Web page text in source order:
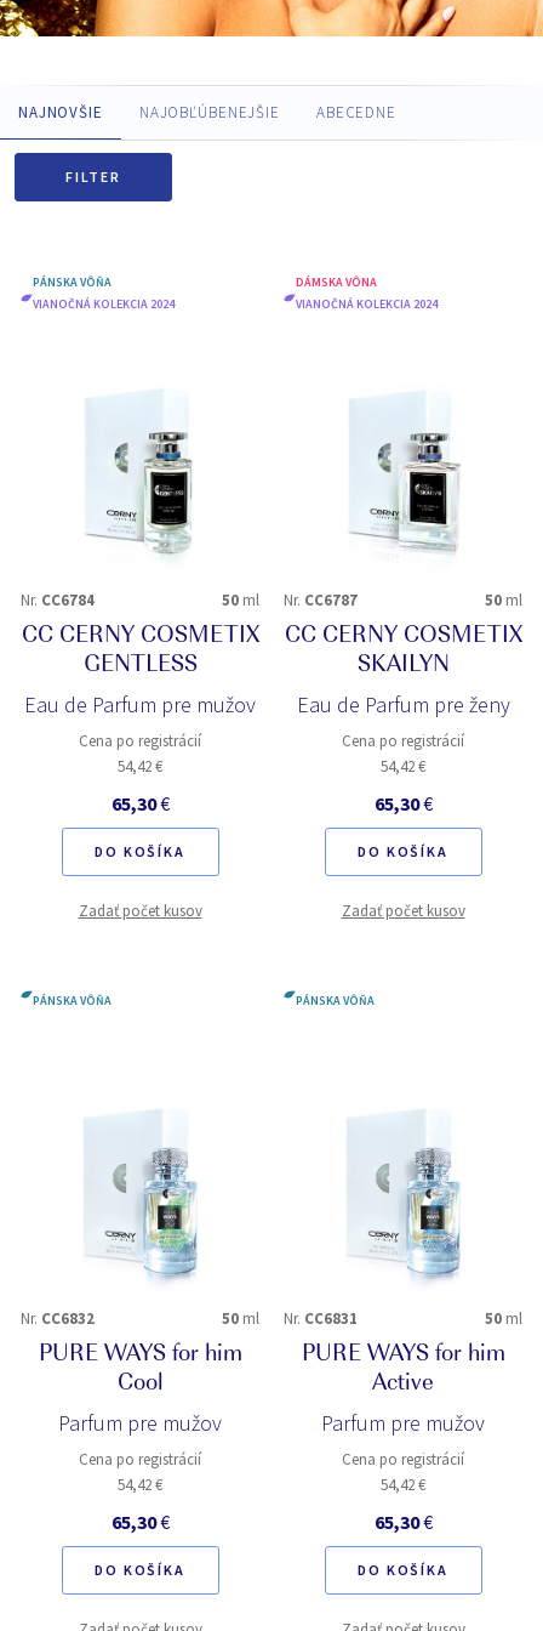
NAJNOVŠIE NAJOBĽÚBENEJŠIE ABECEDNE
FILTER
PÁNSKA VÔŇA
VIANOČNÁ KOLEKCIA 2024
Nr. CC6784 50 ml
CC CERNY COSMETIX
GENTLESS
Eau de Parfum pre mužov
Cena po registrácií
54,42 €
65,30€
DO KOŠÍKA
Zadať počet kusov
DÁMSKA VÔNA
VIANOČNÁ KOLEKCIA 2024
Nr. CC6787 50 ml
CC CERNY COSMETIX
SKAILYN
Eau de Parfum pre ženy
Cena po registrácií
54,42 €
65,30€
DO KOŠÍKA
Zadať počet kusov
PÁNSKA VÔŇA
Nr. CC6832 50 ml
PURE WAYS for him
Cool
Parfum pre mužov
Cena po registrácií
54,42 €
65,30€
DO KOŠÍKA
PÁNSKA VÔŇA
Nr. CC6831 50 ml
PURE WAYS for him
Active
Parfum pre mužov
Cena po registrácií
54,42 €
65,30€
DO KOŠÍKA